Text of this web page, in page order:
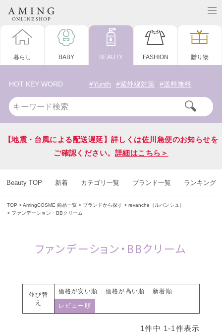
暮らし BABY BEAUTY FASHION 贈り物
HOT KEY WORD #Yunth #紫外線対策 #送料無料
【地震・台風による配送遅延】詳しくは佐川急便のお知らせを
ご確認ください。 詳細はこちら＞
Beauty TOP 新着 カテゴリ一覧 ブランド一覧 ランキング
TOP AmingCOSME 商品一覧 ブランドから探す
revanche（ルバンシュ）
ファンデーション・BBクリーム
ファンデーション・BBクリーム
並び替
え
価格が安い順 価格が高い順 新着順
レビュー順
1件中 1-1 件表示